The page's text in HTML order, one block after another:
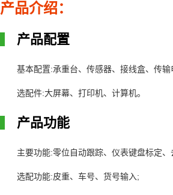
产品介绍：
产品配置
基本配置:承重台、传感器、接线盒、传输
选配件:大屏幕、打印机、计算机。
产品功能
主要功能:零位自动跟踪、仪表键盘标定
选配功能:皮重、车号、货号输入;